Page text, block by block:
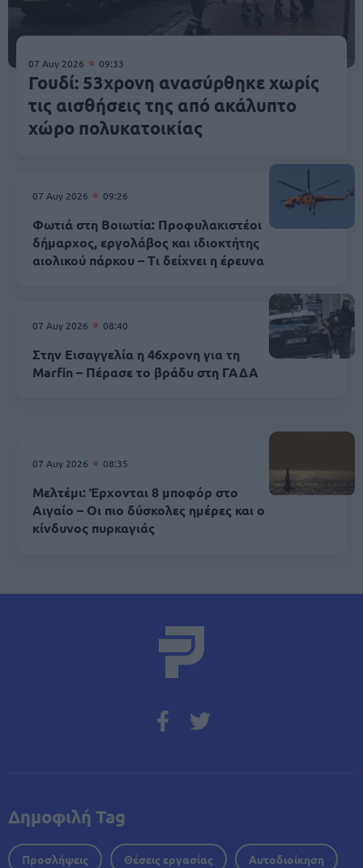
07 Αυγ 2026 09:33
Γουδί: 53χρονη ανασύρθηκε χωρίς
τις αισθήσεις της από ακάλυπτο
χώρο πολυκατοικίας
07 Αυγ 2026 09:26
Φωτιά στη Βοιωτία: Προφυλακιστέοι
δήμαρχος, εργολάβος και ιδιοκτήτης
αιολικού πάρκου – Τι δείχνει η έρευνα
07 Αυγ 2026 08:40
Στην Εισαγγελία η 46χρονη για τη
Marfin – Πέρασε το βράδυ στη ΓΑΔΑ
07 Αυγ 2026 08:35
Μελτέμι: Έρχονται 8 μποφόρ στο
Αιγαίο – Οι πιο δύσκολες ημέρες και ο
κίνδυνος πυρκαγιάς
Δημοφιλή Tag
Προσλήψεις Θέσεις εργασίας Αυτοδιοίκηση